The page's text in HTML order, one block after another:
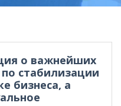
о важнейших
стабилизации
бизнеса, а